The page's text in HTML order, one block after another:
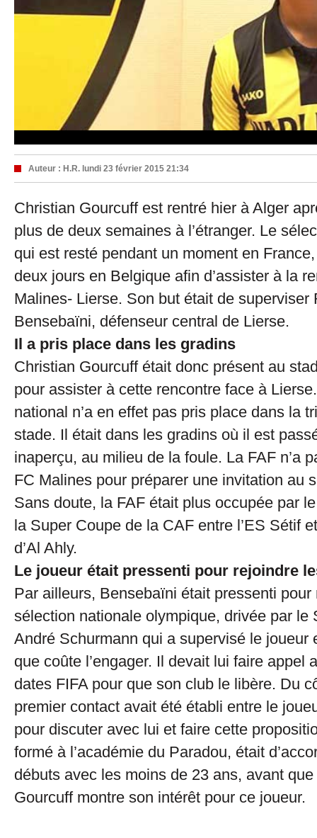
Auteur : H.R. lundi 23 février 2015 21:34
Christian Gourcuff est rentré hier à Alger
plus de deux semaines à l’étranger. Le
qui est resté pendant un moment en
deux jours en Belgique afin d’assister à la
Malines- Lierse. Son but était de superviser
Bensebaïni, défenseur central de Lierse.
Il a pris place dans les gradins
Christian Gourcuff était donc présent au
pour assister à cette rencontre face à
national n’a en effet pas pris place dans la
stade. Il était dans les gradins où il est
inaperçu, au milieu de la foule. La FAF n’a
FC Malines pour préparer une invitation au
Sans doute, la FAF était plus occupée par
la Super Coupe de la CAF entre l’ES Sétif
d’Al Ahly.
Le joueur était pressenti pour rejoindre
Par ailleurs, Bensebaïni était pressenti pour
sélection nationale olympique, drivée par le
André Schurmann qui a supervisé le joueur
que coûte l’engager. Il devait lui faire appel
dates FIFA pour que son club le libère. Du
premier contact avait été établi entre le
pour discuter avec lui et faire cette
formé à l’académie du Paradou, était
débuts avec les moins de 23 ans, avant
Gourcuff montre son intérêt pour ce joueur.